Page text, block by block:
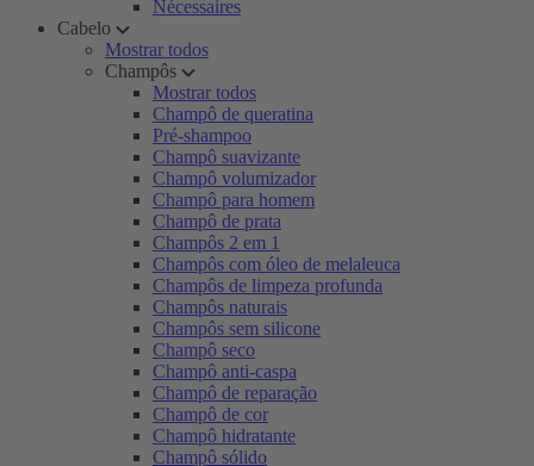
Nécessaires
Cabelo
Mostrar todos
Champôs
Mostrar todos
Champô de queratina
Pré-shampoo
Champô suavizante
Champô volumizador
Champô para homem
Champô de prata
Champôs 2 em 1
Champôs com óleo de melaleuca
Champôs de limpeza profunda
Champôs naturais
Champôs sem silicone
Champô seco
Champô anti-caspa
Champô de reparação
Champô de cor
Champô hidratante
Champô sólido